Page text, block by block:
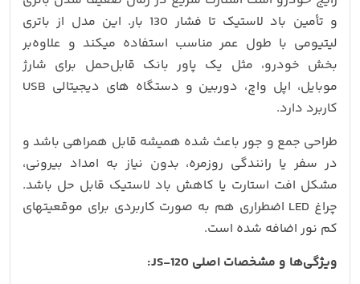
و تأمین باد لاستیک تا فشار 130 بار. این مدل از باتری
لیتیومی با طول عمر مناسب استفاده میکند و علاوه‌بر
بخش خودرو، مثل یک پاور بانک قابل‌حمل برای شارژ
موبایل، اپل‌ واچ، دوربین و دستگاه‌ های دیجیتالی USB
کاربرد دارد.
طراحی جمع‌ و جور باعث شده همیشه قابل همراهی باشد و
در سفر یا رانندگی روزمره، بدون نیاز به امداد بیرونی،
مشکل افت استارت یا کاهش باد لاستیک قابل حل باشد.
چراغ LED اضطراری هم به‌ صورت کاربردی برای موقعیتهای
کم نور اضافه شده است.
ویژگی‌ها و مشخصات اصلی JS-120: